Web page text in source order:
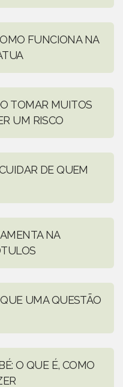
FUNCIONA NA
TOMAR MUITOS
UM RISCO
DE QUEM
NA
UMA QUESTÃO
O QUE É, COMO